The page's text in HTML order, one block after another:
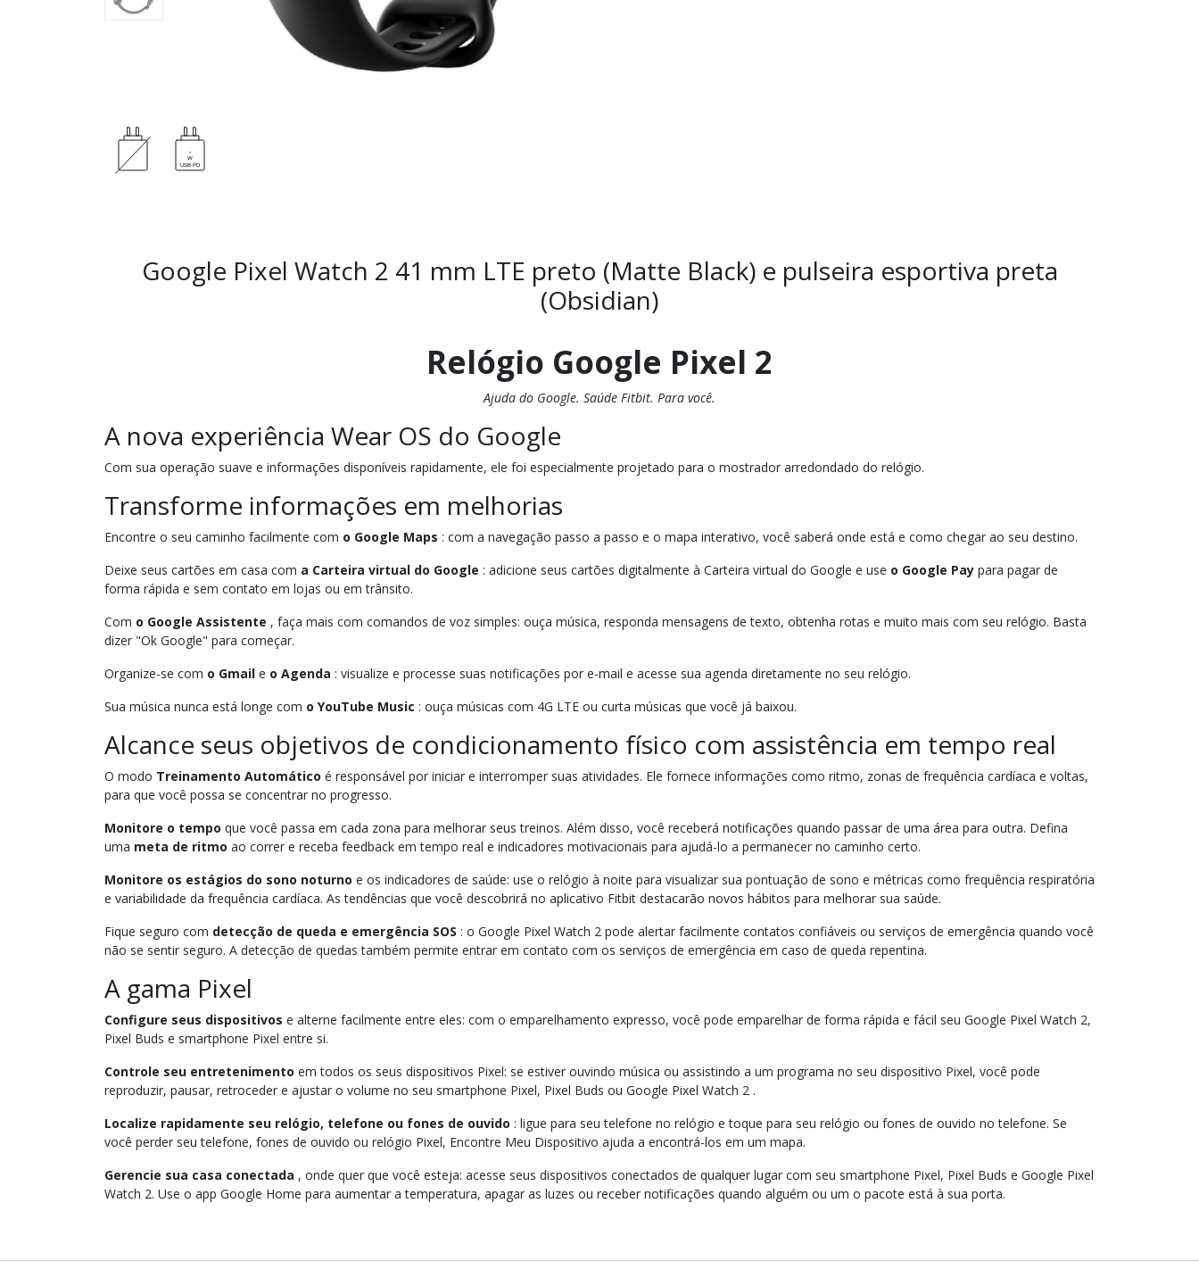
Google Pixel Watch 2 41 mm LTE preto (Matte Black) e pulseira esportiva preta
(Obsidian)
Relógio Google Pixel 2
Ajuda do Google. Saúde Fitbit. Para você.
A nova experiência Wear OS do Google
Com sua operação suave e informações disponíveis rapidamente, ele foi especialmente projetado para o mostrador arredondado do relógio.
Transforme informações em melhorias
Encontre o seu caminho facilmente com o Google Maps : com a navegação passo a passo e o mapa interativo, você saberá onde está e como chegar ao seu destino.
Deixe seus cartões em casa com a Carteira virtual do Google : adicione seus cartões digitalmente à Carteira virtual do Google e use o Google Pay para pagar de
forma rápida e sem contato em lojas ou em trânsito.
Com o Google Assistente , faça mais com comandos de voz simples: ouça música, responda mensagens de texto, obtenha rotas e muito mais com seu relógio. Basta
dizer "Ok Google" para começar.
Organize-se com o Gmail e o Agenda : visualize e processe suas notificações por e-mail e acesse sua agenda diretamente no seu relógio.
Sua música nunca está longe com o YouTube Music : ouça músicas com 4G LTE ou curta músicas que você já baixou.
Alcance seus objetivos de condicionamento físico com assistência em tempo real
O modo Treinamento Automático é responsável por iniciar e interromper suas atividades. Ele fornece informações como ritmo, zonas de frequência cardíaca e voltas,
para que você possa se concentrar no progresso.
Monitore o tempo que você passa em cada zona para melhorar seus treinos. Além disso, você receberá notificações quando passar de uma área para outra. Defina
uma meta de ritmo ao correr e receba feedback em tempo real e indicadores motivacionais para ajudá-lo a permanecer no caminho certo.
Monitore os estágios do sono noturno e os indicadores de saúde: use o relógio à noite para visualizar sua pontuação de sono e métricas como frequência respiratória
e variabilidade da frequência cardíaca. As tendências que você descobrirá no aplicativo Fitbit destacarão novos hábitos para melhorar sua saúde.
Fique seguro com detecção de queda e emergência SOS : o Google Pixel Watch 2 pode alertar facilmente contatos confiáveis ou serviços de emergência quando você
não se sentir seguro. A detecção de quedas também permite entrar em contato com os serviços de emergência em caso de queda repentina.
A gama Pixel
Configure seus dispositivos e alterne facilmente entre eles: com o emparelhamento expresso, você pode emparelhar de forma rápida e fácil seu Google Pixel Watch 2,
Pixel Buds e smartphone Pixel entre si.
Controle seu entretenimento em todos os seus dispositivos Pixel: se estiver ouvindo música ou assistindo a um programa no seu dispositivo Pixel, você pode
reproduzir, pausar, retroceder e ajustar o volume no seu smartphone Pixel, Pixel Buds ou Google Pixel Watch 2 .
Localize rapidamente seu relógio, telefone ou fones de ouvido : ligue para seu telefone no relógio e toque para seu relógio ou fones de ouvido no telefone. Se
você perder seu telefone, fones de ouvido ou relógio Pixel, Encontre Meu Dispositivo ajuda a encontrá-los em um mapa.
Gerencie sua casa conectada , onde quer que você esteja: acesse seus dispositivos conectados de qualquer lugar com seu smartphone Pixel, Pixel Buds e Google Pixel
Watch 2. Use o app Google Home para aumentar a temperatura, apagar as luzes ou receber notificações quando alguém ou um o pacote está à sua porta.